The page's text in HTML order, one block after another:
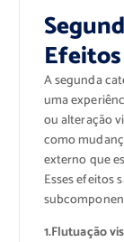
A segunda
uma
ou alteração
como
externo que
Esses efeitos
1.Flutuação